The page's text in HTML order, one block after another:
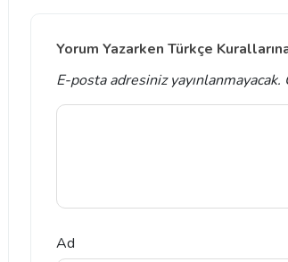
Yorum Yazarken Türkçe
E-posta adresiniz yayınlanmayacak.
Ad